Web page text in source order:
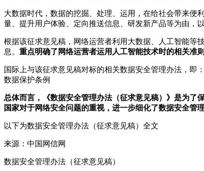
大数据时代，数据的挖掘、处理、运用，在给社会带来便
量、提升用户体验、定向推送信息、研发新产品等为由，
根据该征求意见稿，网络运营者利用大数据、人工智能等
息。 重点明确了网络运营者运用人工智能技术时的相关准
国际上与该征求意见稿对标的相关数据安全管理办法，即
数据保护条例
总体而言，《数据安全管理办法（征求意见稿）》是为了
国家对于网络安全问题的重视，进一步细化了数据安全管
以下为数据安全管理办法（征求意见稿）全文
来源：中国网信网
数据安全管理办法（征求意见稿）